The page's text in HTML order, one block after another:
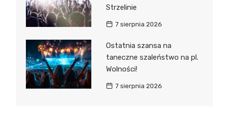
Strzelinie
7 sierpnia 2026
Ostatnia szansa na
taneczne szaleństwo na pl.
Wolności!
7 sierpnia 2026